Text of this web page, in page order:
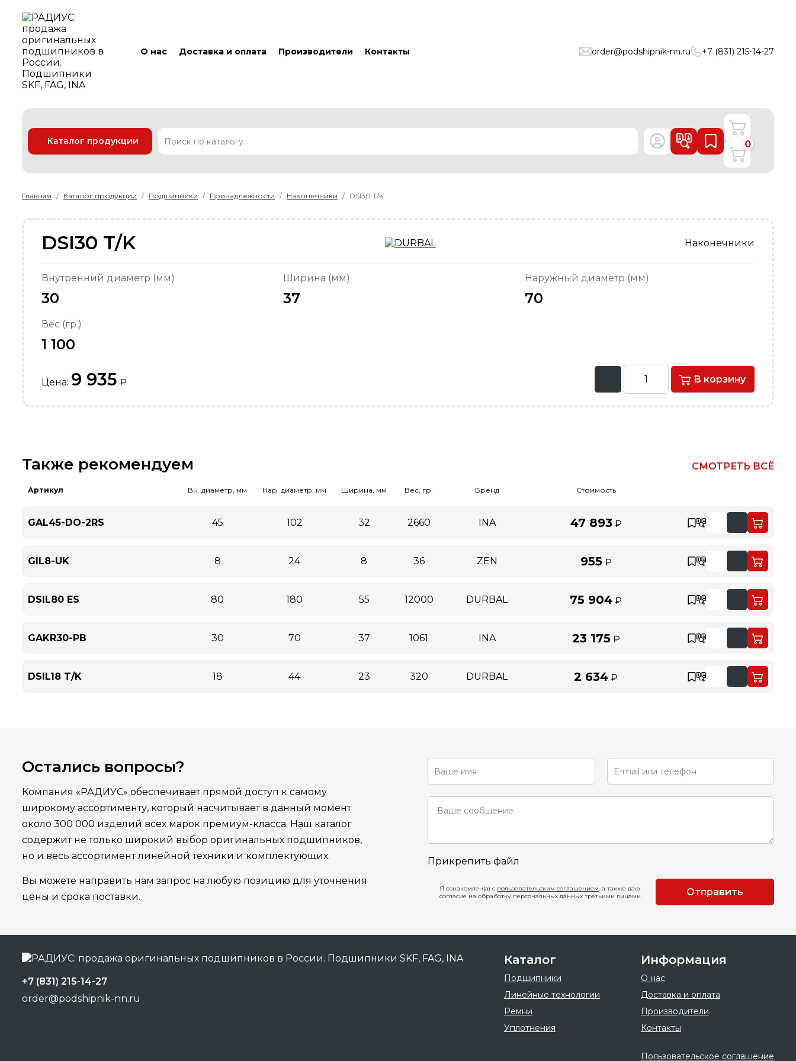
О нас Доставка и оплата Производители Контакты order@podshipnik-nn.ru +7 (831) 215-14-27
Каталог продукции
Уплотнения
0
Главная Каталог продукции Подшипники Принадлежности Наконечники DSI30 T/K
DSI30 T/K Наконечники
Внутренний диаметр (мм)
30
Ширина (мм)
37
Наружный диаметр (мм)
70
Вес (гр.)
1 100
Цена: 9 935 ₽ В корзину
Также рекомендуем СМОТРЕТЬ ВСЁ
Артикул Вн. диаметр, мм Нар. диаметр, мм Ширина, мм Вес, гр. Бренд Стоимость
GAL45-DO-2RS 45 102 32 2660 INA 47 893₽
GIL8-UK 8 24 8 36 ZEN 955₽
DSIL80 ES 80 180 55 12000 DURBAL 75 904 ₽
GAKR30-PB 30 70 37 1061 INA 23 175₽
DSIL18 T/K 18 44 23 320 DURBAL 2 634 ₽
Остались вопросы?
Компания «РАДИУС» обеспечивает прямой доступ к самому
широкому ассортименту, который насчитывает в данный момент
около 300 000 изделий всех марок премиум-класса. Наш каталог
содержит не только широкий выбор оригинальных подшипников,
но и весь ассортимент линейной техники и комплектующих.
Вы можете направить нам запрос на любую позицию для уточнения
цены и срока поставки.
Прикрепить файл
Я ознакомлен(а) с пользовательским соглашением , а также даю
согласие на обработку персональных данных третьими лицами.
Отправить
+7 (831) 215-14-27
order@podshipnik-nn.ru
Каталог
Подшипники
Линейные технологии
Ремни
Уплотнения
Информация
О нас
Доставка и оплата
Производители
Контакты
Пользовательское соглашение